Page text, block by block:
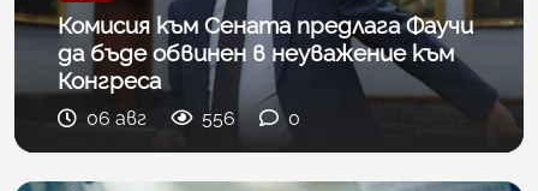
Комисия към Сената предлага Фаучи
да бъде обвинен в неуважение към
Конгреса
06 авг 556 0